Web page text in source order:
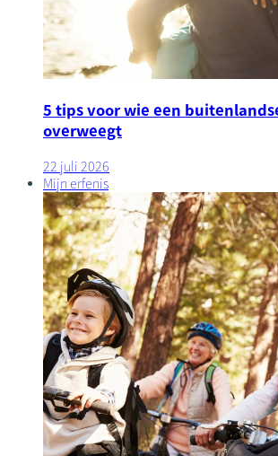
5 tips voor wie een
overweegt
22 juli 2026
Mijn erfenis